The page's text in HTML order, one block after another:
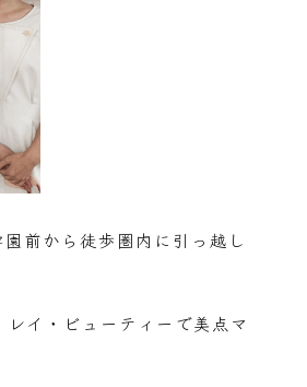
前から徒歩圏内に引っ越し
イ・ビューティーで美点マ